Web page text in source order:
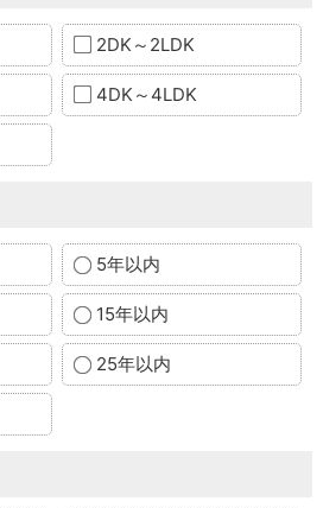
2DK～2LDK
4DK～4LDK
5年以内
15年以内
25年以内